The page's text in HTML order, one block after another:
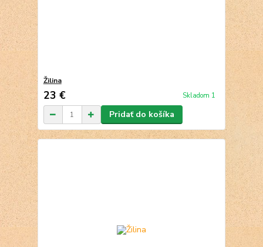
Žilina
23 € Skladom 1
Pridať do košíka